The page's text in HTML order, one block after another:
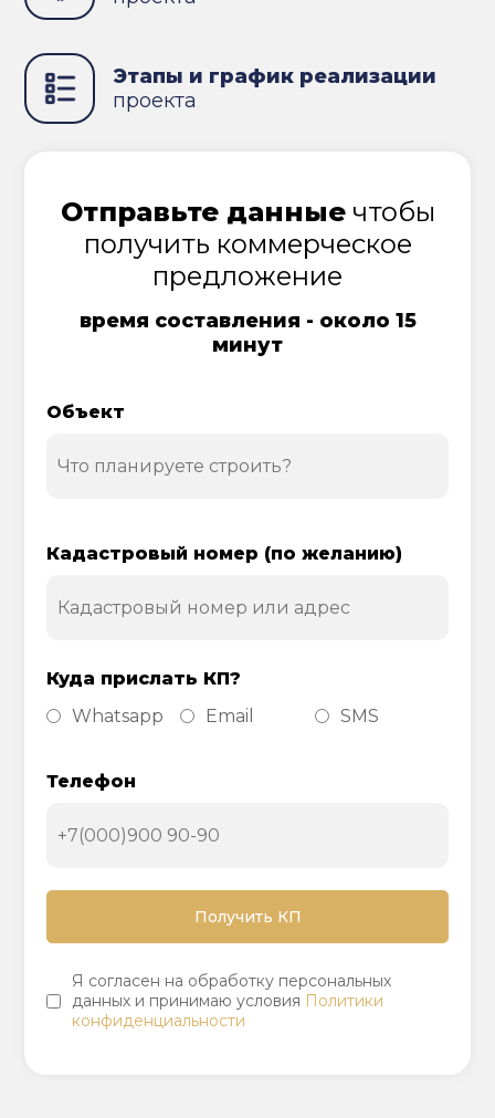
Этапы и график реализации
проекта
Отправьте данныечтобы
получить коммерческое
предложение
время составления - около 15
минут
Объект
Кадастровый номер (по желанию)
Куда прислать КП?
Whatsapp
Email SMS
Телефон
Я согласен на обработку персональных
данных и принимаю условия Политики
конфиденциальности